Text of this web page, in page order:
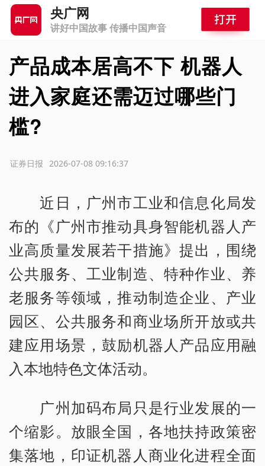
央广网
讲好中国故事 传播中国声音
产品成本居高不下 机器人
进入家庭还需迈过哪些门
槛?
2026-07-08 09:16:37
证券日报
近日，广州市工业和信息化局发
布的《广州市推动具身智能机器人产
业高质量发展若干措施》提出，围绕
公共服务、工业制造、特种作业、养
老服务等领域，推动制造企业、产业
园区、公共服务和商业场所开放或共
建应用场景，鼓励机器人产品应用融
入本地特色文体活动。
广州加码布局只是行业发展的一
个缩影。放眼全国，各地扶持政策密
集落地，印证机器人商业化进程全面